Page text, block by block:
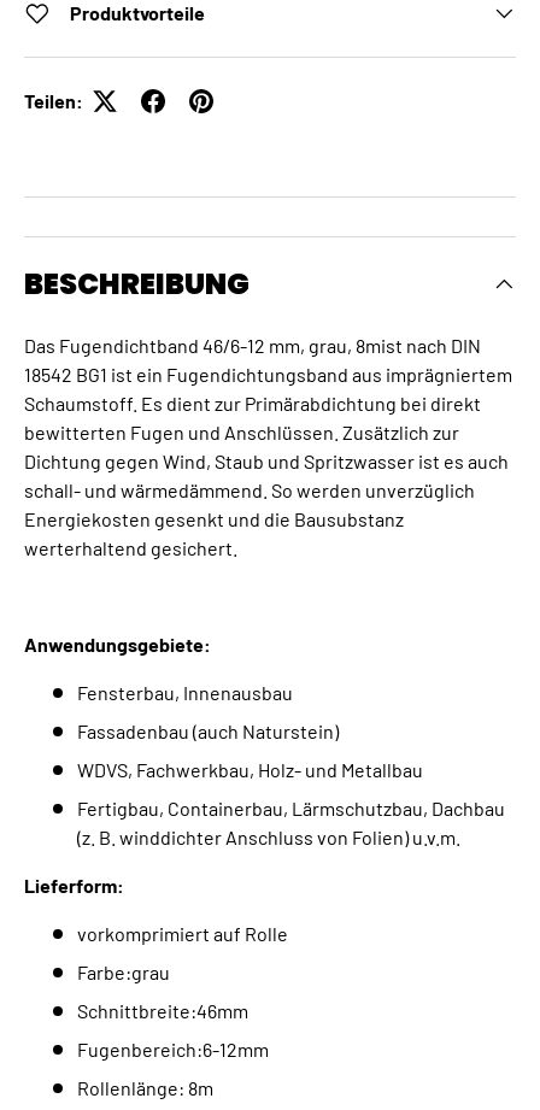
Produktvorteile
Teilen:
BESCHREIBUNG
Das Fugendichtband 46/6-12 mm, grau, 8mist nach DIN
18542 BG1 ist ein Fugendichtungsband aus imprägniertem
Schaumstoff. Es dient zur Primärabdichtung bei direkt
bewitterten Fugen und Anschlüssen. Zusätzlich zur
Dichtung gegen Wind, Staub und Spritzwasser ist es auch
schall- und wärmedämmend. So werden unverzüglich
Energiekosten gesenkt und die Bausubstanz
werterhaltend gesichert.
Anwendungsgebiete:
Fensterbau, Innenausbau
Fassadenbau (auch Naturstein)
WDVS, Fachwerkbau, Holz- und Metallbau
Fertigbau, Containerbau, Lärmschutzbau, Dachbau
(z. B. winddichter Anschluss von Folien) u.v.m.
Lieferform:
vorkomprimiert auf Rolle
Farbe:grau
Schnittbreite:46mm
Fugenbereich:6-12mm
Rollenlänge: 8m